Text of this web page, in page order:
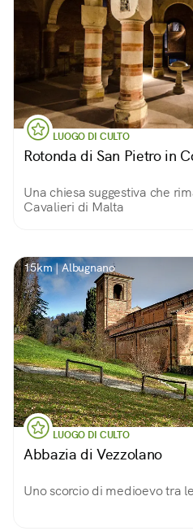
LUOGO DI CULTO
Rotonda di San Pietro in
Una chiesa suggestiva che
Cavalieri di Malta
15km | Albugnano
LUOGO DI CULTO
Abbazia di Vezzolano
Uno scorcio di medioevo tra